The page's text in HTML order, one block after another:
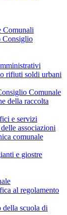
Comunali
Consiglio
rifiuti soldi urbani
Comunale
della raccolta
e servizi
associazioni
comunale
e giostre
al regolamento
scuola di